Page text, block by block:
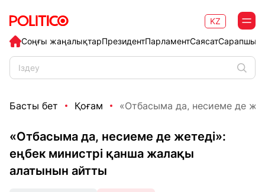
Соңғы жаңалықтарПрезидентПарламентСаясат
KZ
Басты бет Қоғам «Отбасыма да, несиеме де
«Отбасыма да, несиеме де жетеді»:
еңбек министрі қанша жалақы
алатынын айтты